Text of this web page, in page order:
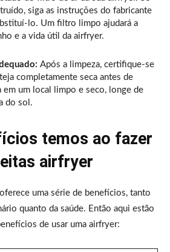
siga as instruções do fabricante
lo. Um filtro limpo ajudará a
e a vida útil da airfryer.
Após a limpeza, certifique-se
completamente seca antes de
em um local limpo e seco, longe de
do sol.
temos ao fazer
airfryer
uma série de benefícios, tanto
quanto da saúde. Então aqui estão
de usar uma airfryer: